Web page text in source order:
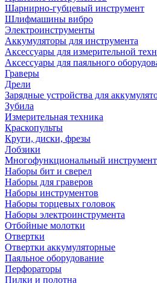
Шарнирно-губцевый инструмент
Шлифмашины вибро
Электроинструменты
Аккумуляторы для инструмента
Аксессуары для измерительной
Аксессуары для паяльного
Граверы
Дрели
Зарядные устройства для
Зубила
Измерительная техника
Краскопульты
Круги, диски, фрезы
Лобзики
Многофункциональный инструмент
Наборы бит и сверел
Наборы для граверов
Наборы инструментов
Наборы торцевых головок
Наборы электроинструмента
Отбойные молотки
Отвертки
Отвертки аккумуляторные
Паяльное оборудование
Перфораторы
Пилки и полотна